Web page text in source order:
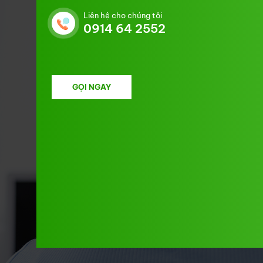
Liên hệ cho chúng tôi
0914 64 2552
GỌI NGAY